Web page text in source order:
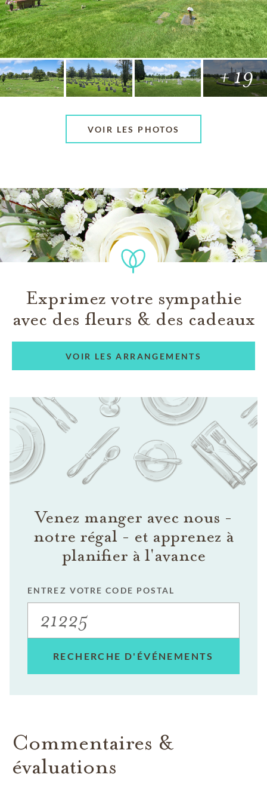
+ 19
VOIR LES PHOTOS
Exprimez votre sympathie
avec des fleurs & des cadeaux
VOIR LES ARRANGEMENTS
Venez manger avec nous -
notre régal - et apprenez à
planifier à l'avance
ENTREZ VOTRE CODE POSTAL
RECHERCHE D'ÉVÉNEMENTS
Commentaires &
évaluations